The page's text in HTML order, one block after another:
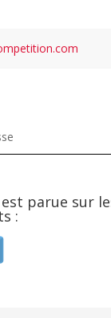
parue sur
: